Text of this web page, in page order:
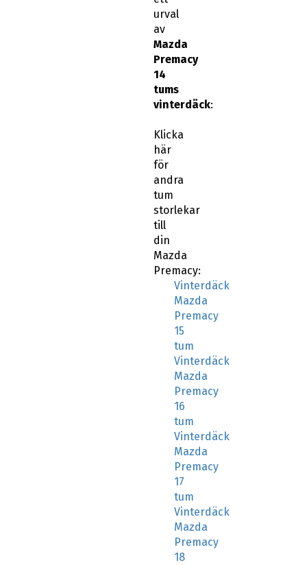
urval
av
Mazda
Premacy
14
tums
vinterdäck:
Klicka
här
för
andra
tum
storlekar
till
din
Mazda
Premacy:
Vinterdäck
Mazda
Premacy
15
tum
Vinterdäck
Mazda
Premacy
16
tum
Vinterdäck
Mazda
Premacy
17
tum
Vinterdäck
Mazda
Premacy
18